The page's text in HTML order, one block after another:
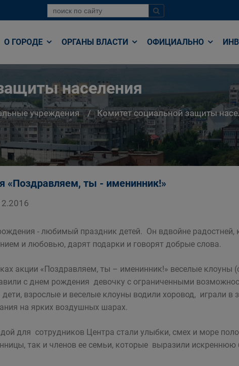
О ГОРОДЕ ОРГАНЫ ВЛАСТИ ОФИЦИАЛЬНО
населения
учреждения Комитет социальной защиты
«Поздравляем, ты - именинник!»
- любимый праздник детей. Он вдвойне
и любовью, дарят подарки и говорят добрые слова.
акции «Поздравляем, ты – именинник!» веселые
с днем рождения девочку с ограниченными
взрослые и веселые клоуны водили хоровод, играли в
на ярких воздушных шарах.
для сотрудников Центра стали улыбки, смех и море
так и членов ее семьи, которые выразили искреннюю